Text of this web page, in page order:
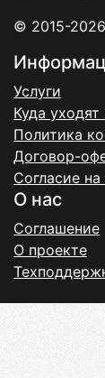
© 2015-2026
Услуги
Куда уходят
Политика
Договор-
Согласие
О нас
Соглашение
О проекте